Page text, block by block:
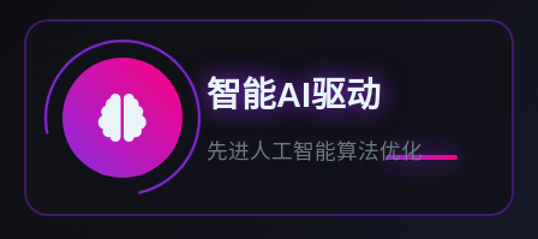
智能AI驱动
先进人工智能算法优化